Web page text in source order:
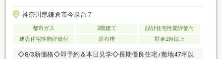
神奈川県鎌倉市今泉台７
都市ガス 2階建て
設計住宅性能評価付
建設住宅性能評価付
所有権 駐車2台以上
◇8/3新価格◇即予約＆本日見学◇長期優良住宅♪敷地47坪以